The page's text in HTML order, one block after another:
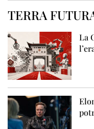
TERRA
La